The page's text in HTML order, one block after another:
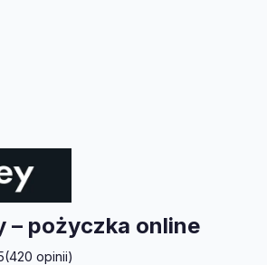
– pożyczka online
(420 opinii)